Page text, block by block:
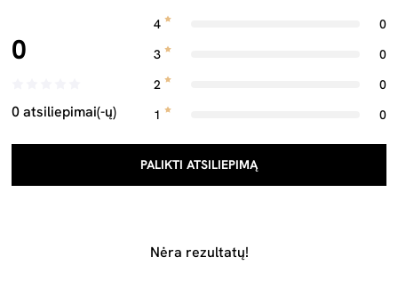
0
0 atsiliepimai(-ų)
4
0
3
0
2
0
1
0
PALIKTI ATSILIEPIMĄ
Nėra rezultatų!